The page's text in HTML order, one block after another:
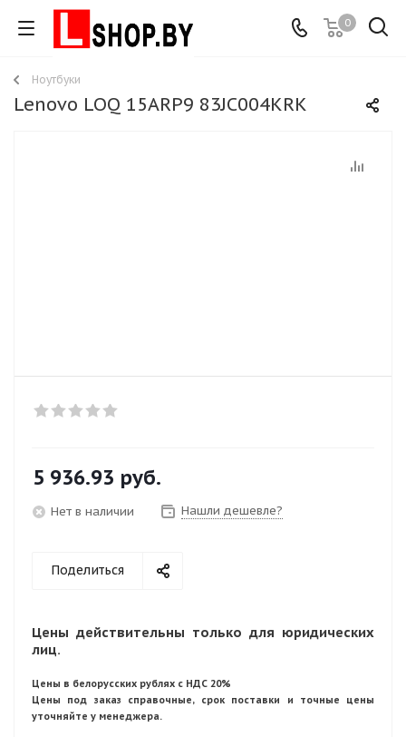
0
Ноутбуки
Lenovo LOQ 15ARP9 83JC004KRK
5 936.93 руб.
Нет в наличии Нашли дешевле?
Поделиться
Цены действительны только для юридических
лиц.
Цены в белорусских рублях с НДС 20%
Цены под заказ справочные, срок поставки и точные цены
уточняйте у менеджера.